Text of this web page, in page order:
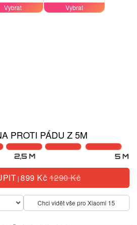
Vybrat Vybrat
PROTI PÁDU Z 5M
| 899 Kč1290 Kč
Chci vidět vše pro Xiaomi 15